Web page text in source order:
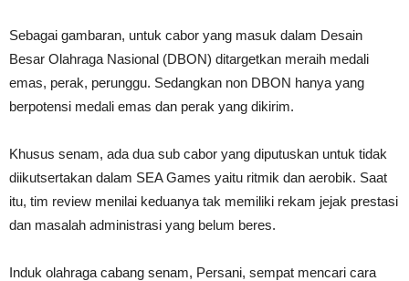
Sebagai gambaran, untuk cabor yang masuk dalam Desain
Besar Olahraga Nasional (DBON) ditargetkan meraih medali
emas, perak, perunggu. Sedangkan non DBON hanya yang
berpotensi medali emas dan perak yang dikirim.
Khusus senam, ada dua sub cabor yang diputuskan untuk tidak
diikutsertakan dalam SEA Games yaitu ritmik dan aerobik. Saat
itu, tim review menilai keduanya tak memiliki rekam jejak prestasi
dan masalah administrasi yang belum beres.
Induk olahraga cabang senam, Persani, sempat mencari cara